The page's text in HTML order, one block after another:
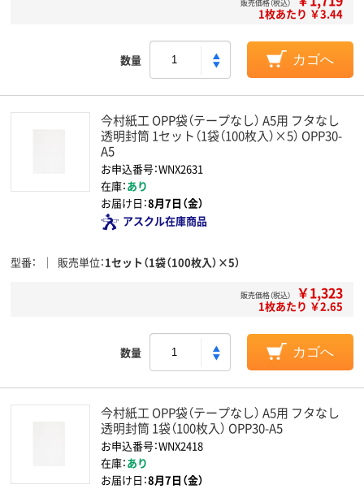
販売価格（税込）
1枚あたり ￥3.44
数量 カゴへ
今村紙工 OPP袋（テープなし） A5用 フタなし
透明封筒 1セット（1袋（100枚入）×5） OPP30-
A5
お申込番号：WNX2631
在庫：あり
お届け日：8月7日（金）
アスクル在庫商品
型番 販売単位 1セット（1袋（100枚入）×5）
販売価格（税込） ￥1,323
1枚あたり ￥2.65
数量 カゴへ
今村紙工 OPP袋（テープなし） A5用 フタなし
透明封筒 1袋（100枚入） OPP30-A5
お申込番号：WNX2418
在庫：あり
お届け日：8月7日（金）